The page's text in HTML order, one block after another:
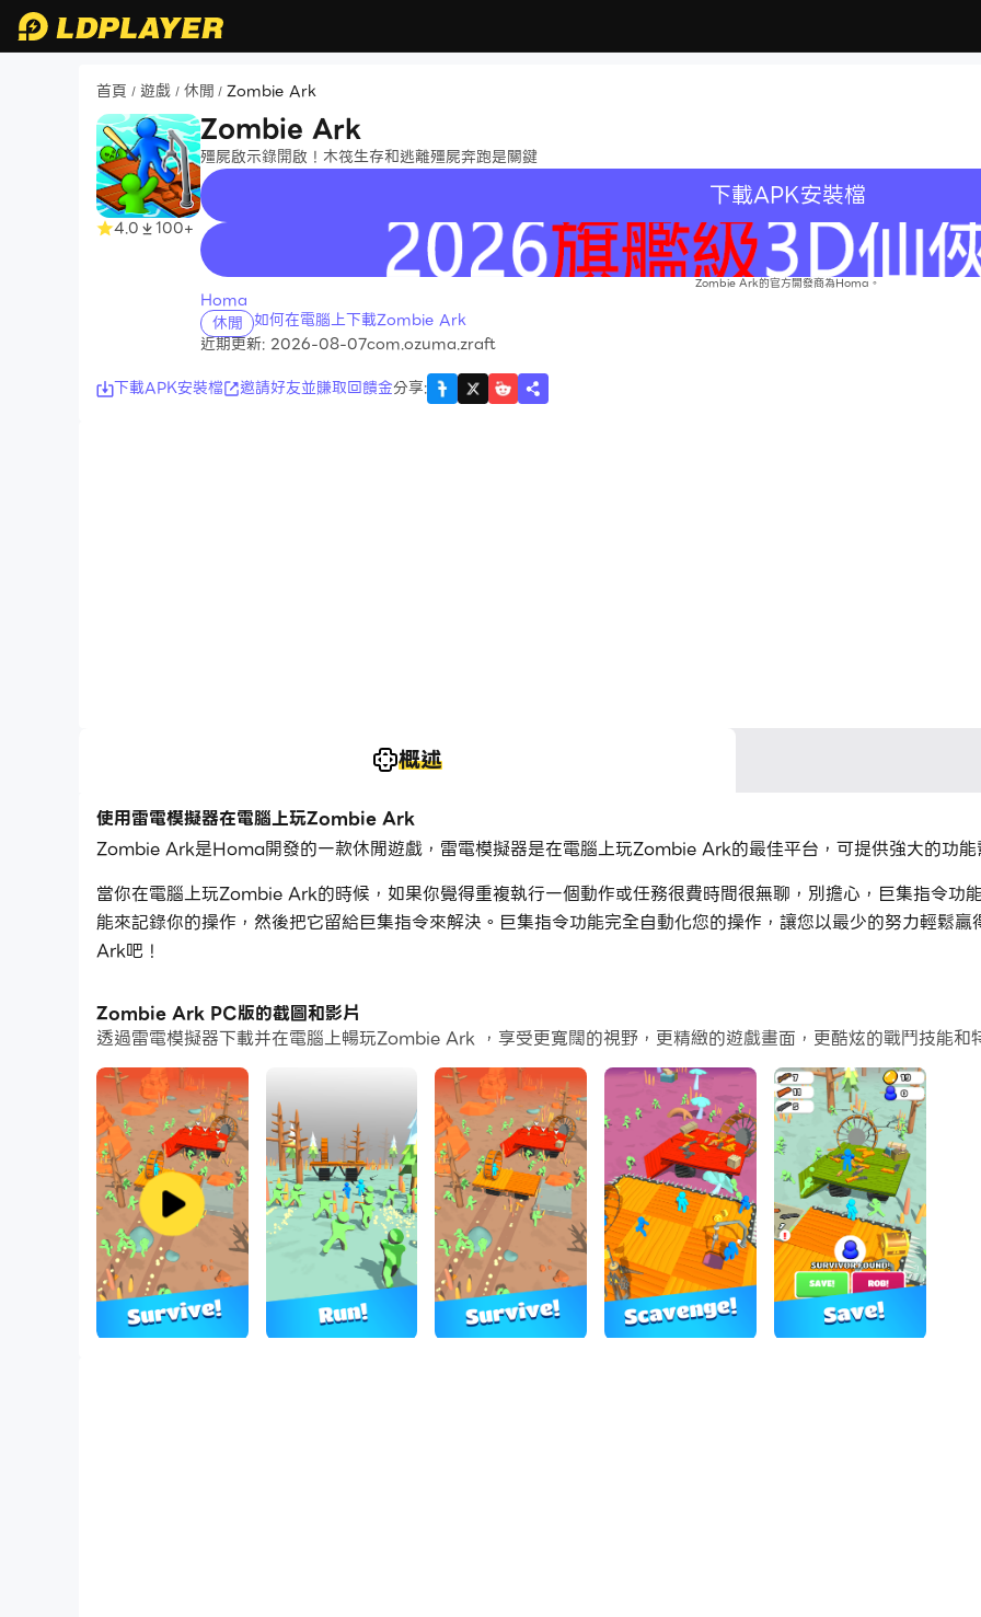
首頁 / 遊戲 / 休閒 / Zombie Ark
4.0 100+
Zombie Ark
殭屍啟示錄開啟！木筏生存和逃離殭屍奔跑是關鍵
下載APK安裝檔
recommend
Zombie Ark的官方開發商為Homa。
Homa
休閒 如何在電腦上下載Zombie Ark
近期更新: 2026-08-07com.ozuma.zraft
下載APK安裝檔
邀請好友並賺取回饋金分享:
概述
使用雷電模擬器在電腦上玩Zombie Ark
Zombie Ark是Homa開發的一款休閒遊戲，雷電模擬器是在電腦上玩Zombie Ark的最佳平台，可提供強大的功
當你在電腦上玩Zombie Ark的時候，如果你覺得重複執行一個動作或任務很費時間很無聊，別擔心，巨集指令功
能來記錄你的操作，然後把它留給巨集指令來解決。巨集指令功能完全自動化您的操作，讓您以最少的努力輕鬆
Ark吧！
The zombie apocalypse is upon us. Zombies run fast, so scavenge, expand and survive on a raft
🚗Keep moving forward and escape the zombie tsunami! Collect resources by moving away from the
push em all if necessary! It's raft survival games time!
⚔️ Defend yourself and your fellow survivors against the looming zombie tsunami, push em all to
survival games are up to you so fight the all, you don't need zombie tutorials to win this war and
🗺️ Expand your zombie apocalypse vehicle to conquer the barren wastelands! Zombies run fast, so
try to get on your raft!
🧑🏻‍🤝‍🧑🏻 Buy upgrades to protect and maintain the raft survival games from a grizzly fate in this
apocalypse and be the hero in one of the best zombie games!
Zombie Ark PC版的截圖和影片
透過雷電模擬器下載并在電腦上暢玩Zombie Ark ，享受更寬闊的視野，更精緻的遊戲畫面，更酷炫的戰鬥技能